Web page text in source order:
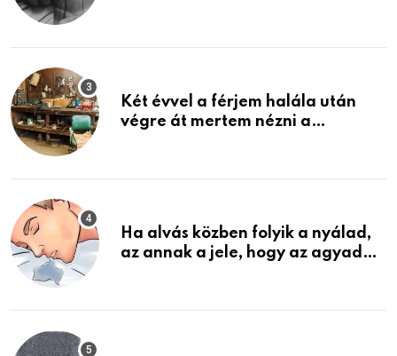
Két évvel a férjem halála után
végre át mertem nézni a
életemet
Ha alvás közben folyik a nyálad,
az annak a jele, hogy az agyad…